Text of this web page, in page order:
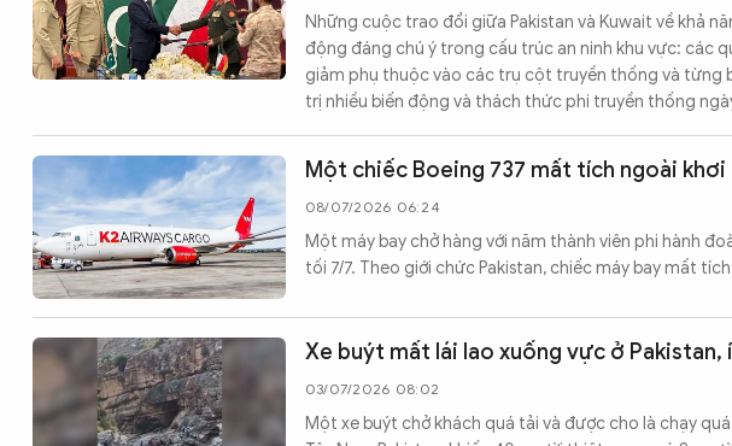
CÔNG NGHỆ
VĂN HÓA - THỂ THAO
BẠN ĐỌC & CAND
ĐA PHƯƠNG TIỆN
eMagazine
Podcast
Những cuộc trao đổi giữa Pakistan và Kuwait về khả
động đáng chú ý trong cấu trúc an ninh khu vực: các
giảm phụ thuộc vào các trụ cột truyền thống và từng
trị nhiều biến động và thách thức phi truyền thống
Một chiếc Boeing 737 mất tích ngoài khơi
08/07/2026 06:24
Một máy bay chở hàng với năm thành viên phi hành
tối 7/7. Theo giới chức Pakistan, chiếc máy bay mất
Xe buýt mất lái lao xuống vực ở
03/07/2026 08:02
Một xe buýt chở khách quá tải và được cho là chạy